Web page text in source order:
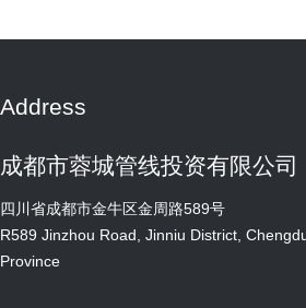
Address
成都市蓉城管线投资有限公司
四川省成都市金牛区金周路589号
R589 Jinzhou Road, Jinniu District,
Province